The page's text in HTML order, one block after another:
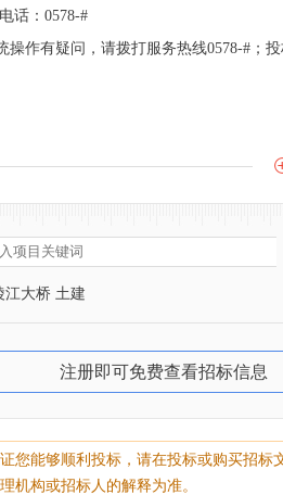
话：0578-#
操作有疑问，请拨打服务热线0578-#；
江大桥 土建
注册即可免费查看招标信息
您能够顺利投标，请在投标或购买招
机构或招标人的解释为准。